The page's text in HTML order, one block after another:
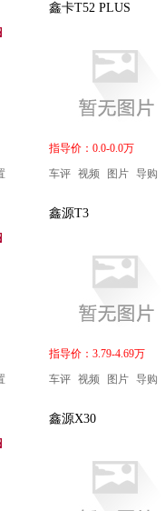
鑫卡T52 PLUS
指导价：0.0-0.0万
车评 视频 图片 导购
鑫源T3
指导价：3.79-4.69万
车评 视频 图片 导购
鑫源X30